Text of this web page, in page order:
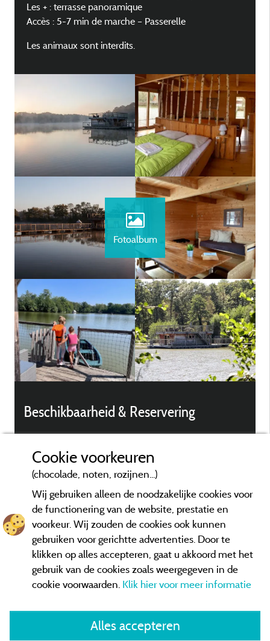
Les + : terrasse panoramique
Accès : 5-7 min de marche – Passerelle
Les animaux sont interdits.
Fotoalbum
Beschikbaarheid & Reservering
Services
Algemene verkoopvoorwaarden
Cookie voorkeuren
(chocolade, noten, rozijnen...)
Wij gebruiken alleen de noodzakelijke cookies voor
de functionering van de website, prestatie en
voorkeur. Wij zouden de cookies ook kunnen
gebruiken voor gerichtte advertenties. Door te
klikken op alles accepteren, gaat u akkoord met het
gebruik van de cookies zoals weergegeven in de
cookie voorwaarden. Klik hier voor meer informatie
Alles accepteren